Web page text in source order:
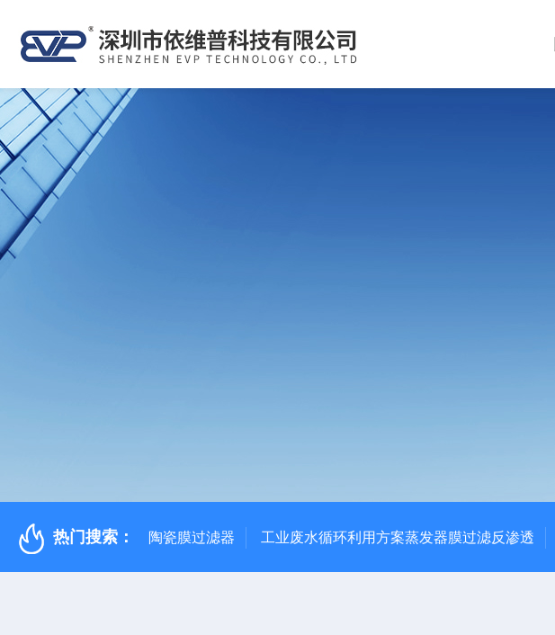
热门搜索： 陶瓷膜过滤器 工业废水循环利用方案蒸发器膜过滤反渗透